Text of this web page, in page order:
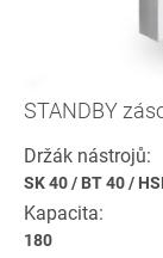
STANDBY
Držák nástrojů:
SK 40/ BT 40/
Kapacita:
180